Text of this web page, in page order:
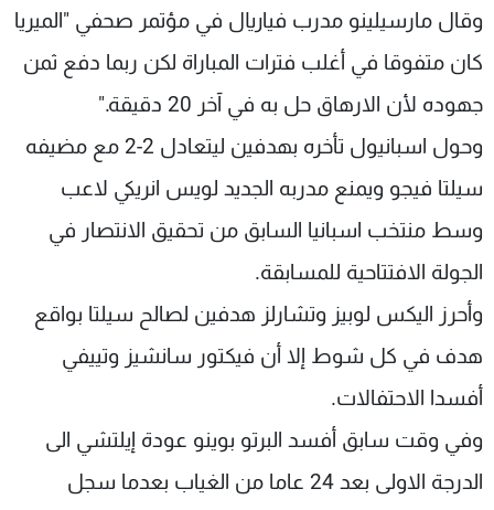
وقال مارسيلينو مدرب فياريال في مؤتمر صحفي "الميريا
كان متفوقا في أغلب فترات المباراة لكن ربما دفع ثمن
جهوده لأن الارهاق حل به في آخر 20 دقيقة."
وحول اسبانيول تأخره بهدفين ليتعادل 2-2 مع مضيفه
سيلتا فيجو ويمنع مدربه الجديد لويس انريكي لاعب
وسط منتخب اسبانيا السابق من تحقيق الانتصار في
الجولة الافتتاحية للمسابقة.
وأحرز اليكس لوبيز وتشارلز هدفين لصالح سيلتا بواقع
هدف في كل شوط إلا أن فيكتور سانشيز وتييفي
أفسدا الاحتفالات.
وفي وقت سابق أفسد البرتو بوينو عودة إيلتشي الى
الدرجة الاولى بعد 24 عاما من الغياب بعدما سجل